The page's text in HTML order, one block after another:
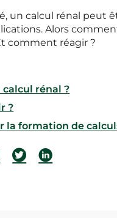
un calcul rénal peut
Alors
comment réagir ?
calcul rénal ?
?
la formation de